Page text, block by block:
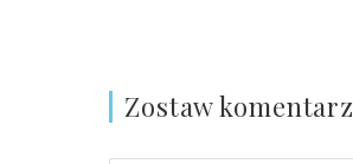
Zostaw komentarz